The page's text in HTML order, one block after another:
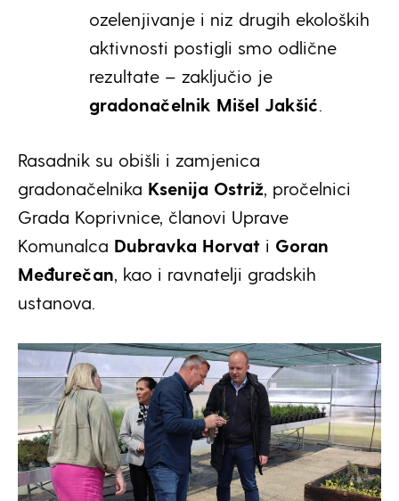
ozelenjivanje i niz drugih ekoloških
aktivnosti postigli smo odlične
rezultate – zaključio je
gradonačelnik Mišel Jakšić.
Rasadnik su obišli i zamjenica
gradonačelnika Ksenija Ostriž, pročelnici
Grada Koprivnice, članovi Uprave
Komunalca Dubravka Horvat i Goran
Međurečan, kao i ravnatelji gradskih
ustanova.